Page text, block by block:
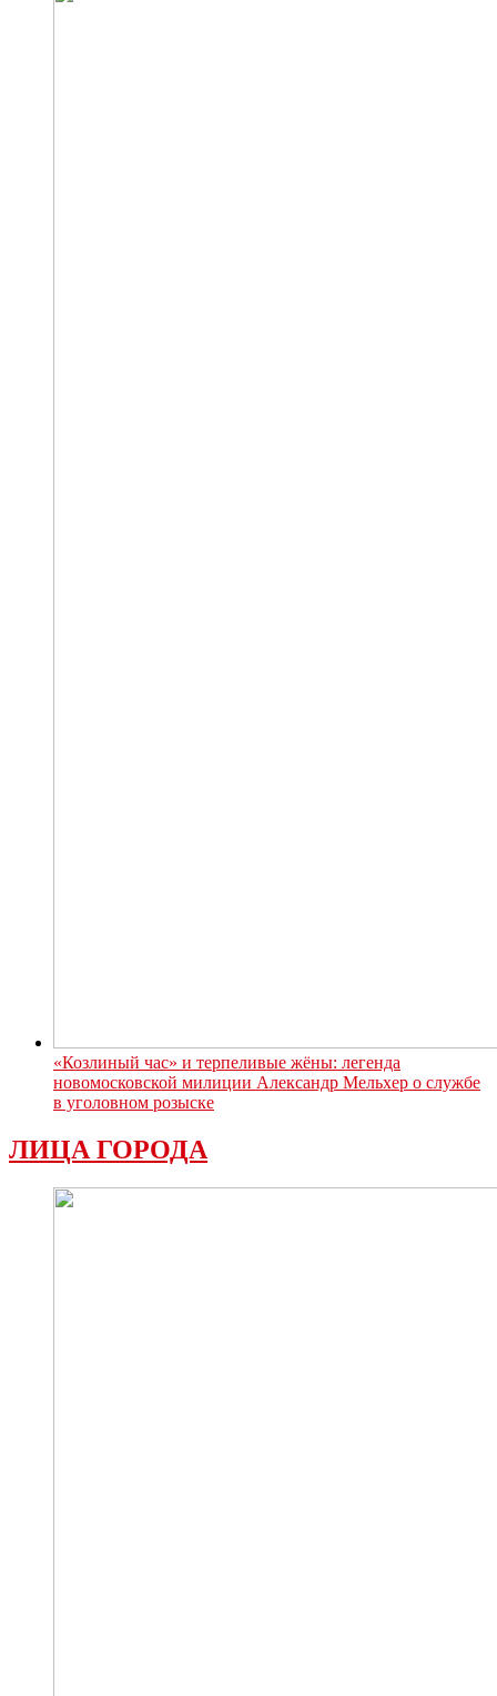
«Козлиный час» и терпеливые жёны: легенда
новомосковской милиции Александр Мельхер о службе
в уголовном розыске
ЛИЦА ГОРОДА